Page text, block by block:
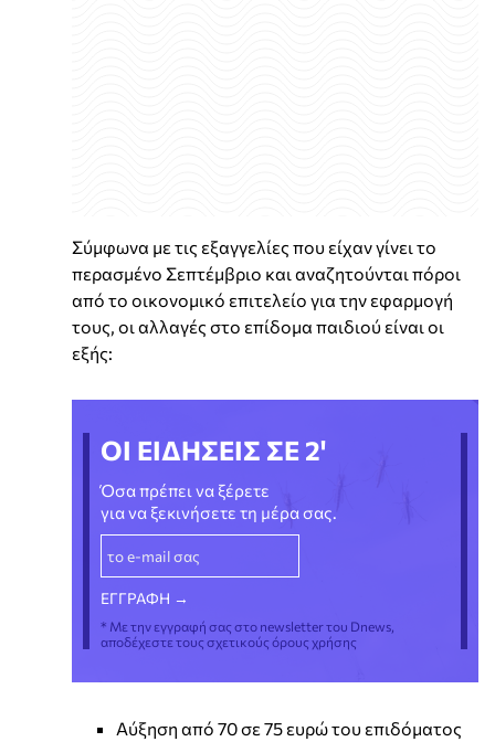
Σύμφωνα με τις εξαγγελίες που είχαν γίνει το
περασμένο Σεπτέμβριο και αναζητούνται πόροι
από το οικονομικό επιτελείο για την εφαρμογή
τους, οι αλλαγές στο επίδομα παιδιού είναι οι
εξής:
ΟΙ ΕΙΔΗΣΕΙΣ ΣΕ 2'
Όσα πρέπει να ξέρετε
για να ξεκινήσετε τη μέρα σας.
* Με την εγγραφή σας στο newsletter του Dnews,
αποδέχεστε τους σχετικούς όρους χρήσης
Αύξηση από 70 σε 75 ευρώ του επιδόματος